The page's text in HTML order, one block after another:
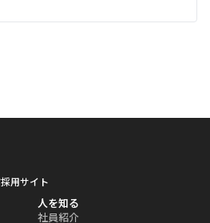
採用サイト
人を知る
社員紹介